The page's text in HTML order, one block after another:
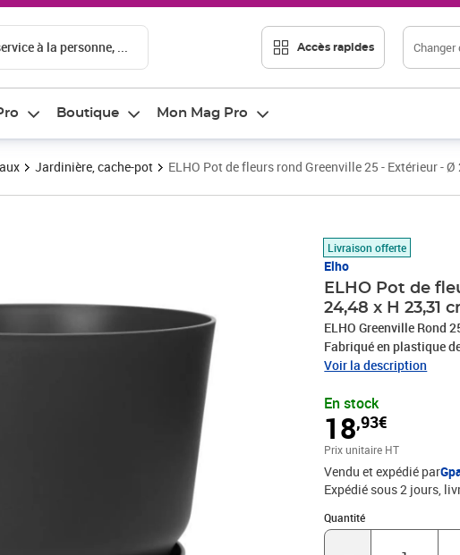
à la personne, ... Accès rapides Changer
Boutique Mon Mag Pro
Jardinière, cache-pot ELHO Pot de fleurs rond Greenville 25 - Extérieur -
Livraison offerte
Elho
ELHO Pot de
24,48 x H 23,31
ELHO Greenville Rond
Fabriqué en plastique
pour toutes les saisons
Voir la description
En stock
18,93€
Prix 18,93€
Prix unitaire HT
Vendu et expédié par
Expédié sous 2 jours
Quantité
Quantité : 1